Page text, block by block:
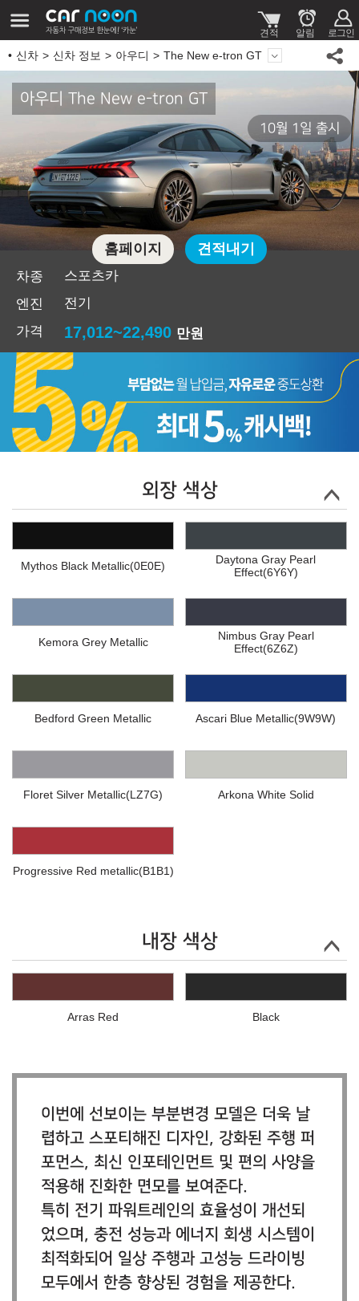
신차 신차 정보 아우디 The New e-tron GT
아우디 The New e-tron GT
10월 1일 출시
차종
스포츠카
엔진
전기
가격
17,012~22,490 만원
홈페이지 견적내기
외장 색상
Mythos Black Metallic(0E0E)
Daytona Gray Pearl
Effect(6Y6Y)
Kemora Grey Metallic
Nimbus Gray Pearl
Effect(6Z6Z)
Bedford Green Metallic Ascari Blue Metallic(9W9W)
Floret Silver Metallic(LZ7G) Arkona White Solid
Progressive Red metallic(B1B1)
내장 색상
Arras Red Black
이번에 선보이는 부분변경 모델은 더욱 날
렵하고 스포티해진 디자인, 강화된 주행 퍼
포먼스, 최신 인포테인먼트 및 편의 사양을
적용해 진화한 면모를 보여준다.
특히 전기 파워트레인의 효율성이 개선되
었으며, 충전 성능과 에너지 회생 시스템이
최적화되어 일상 주행과 고성능 드라이빙
모두에서 한층 향상된 경험을 제공한다.